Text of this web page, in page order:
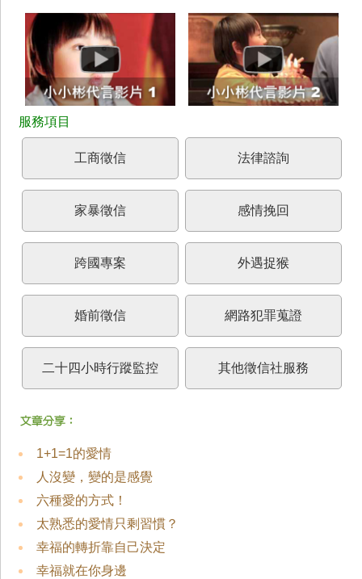
工商徵信 法律諮詢
家暴徵信 感情挽回
跨國專案 外遇捉猴
婚前徵信 網路犯罪蒐證
二十四小時行蹤監控 其他徵信社服務
1+1=1的愛情
人沒變，變的是感覺
六種愛的方式！
太熟悉的愛情只剩習慣？
幸福的轉折靠自己決定
幸福就在你身邊